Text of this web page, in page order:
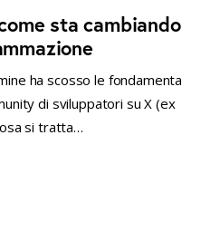
sta cambiando
ha scosso le fondamenta
di sviluppatori su X (ex
si tratta…